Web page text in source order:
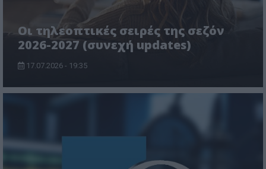
Οι τηλεοπτικές σειρές της σεζόν
2026-2027 (συνεχή updates)
17.07.2026 - 19:35